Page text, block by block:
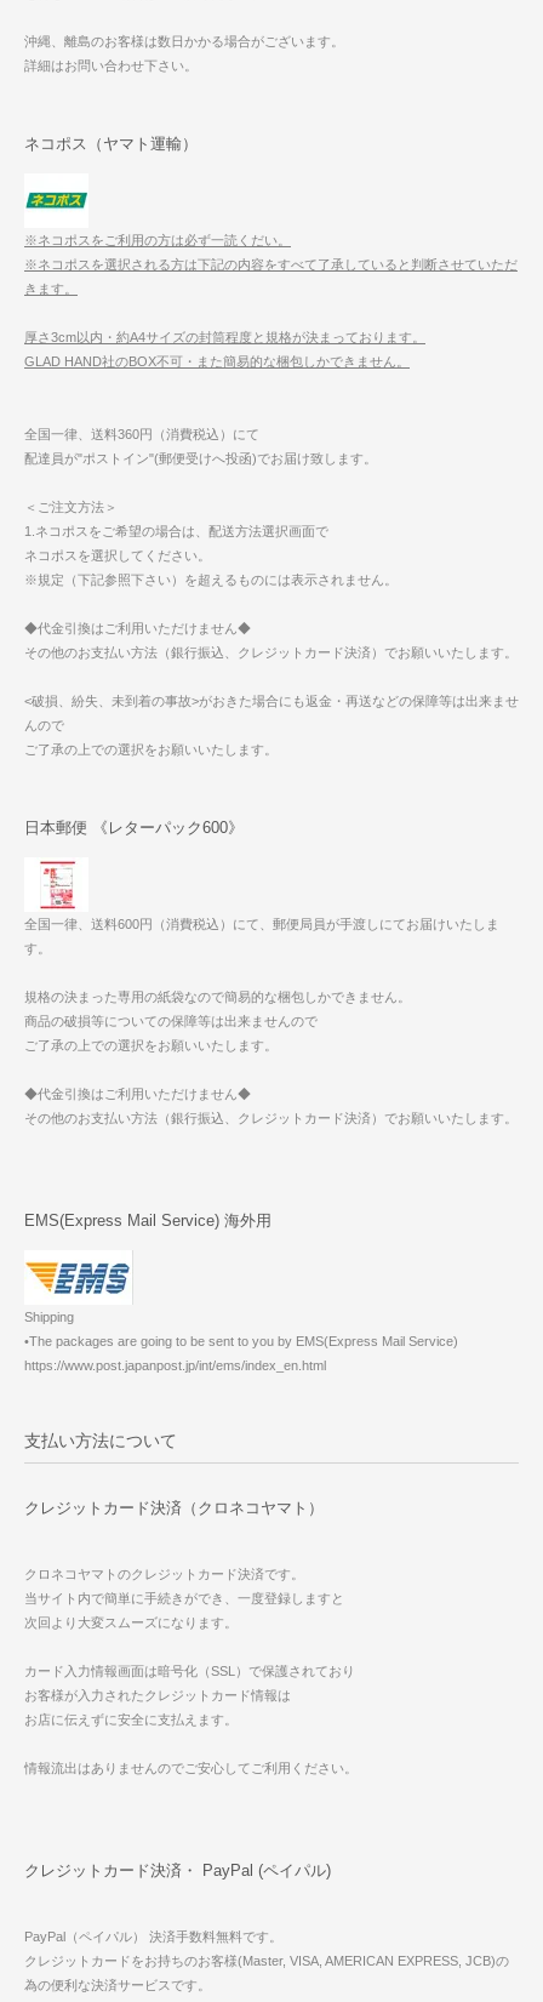
沖縄、離島のお客様は数日かかる場合がございます。
詳細はお問い合わせ下さい。
ネコポス（ヤマト運輸）
※ネコポスをご利用の方は必ず一読くだい。
※ネコポスを選択される方は下記の内容をすべて了承していると判断させていただ
きます。
厚さ3cm以内・約A4サイズの封筒程度と規格が決まっております。
GLAD HAND社のBOX不可・また簡易的な梱包しかできません。
全国一律、送料360円（消費税込）にて
配達員が"ポストイン"(郵便受けへ投函)でお届け致します。
＜ご注文方法＞
1.ネコポスをご希望の場合は、配送方法選択画面で
ネコポスを選択してください。
※規定（下記参照下さい）を超えるものには表示されません。
◆代金引換はご利用いただけません◆
その他のお支払い方法（銀行振込、クレジットカード決済）でお願いいたします。
<破損、紛失、未到着の事故>がおきた場合にも返金・再送などの保障等は出来ませ
んので
ご了承の上での選択をお願いいたします。
日本郵便 《レターパック600》
全国一律、送料600円（消費税込）にて、郵便局員が手渡しにてお届けいたしま
す。
規格の決まった専用の紙袋なので簡易的な梱包しかできません。
商品の破損等についての保障等は出来ませんので
ご了承の上での選択をお願いいたします。
◆代金引換はご利用いただけません◆
その他のお支払い方法（銀行振込、クレジットカード決済）でお願いいたします。
EMS(Express Mail Service) 海外用
Shipping
•The packages are going to be sent to you by EMS(Express Mail Service)
https://www.post.japanpost.jp/int/ems/index_en.html
支払い方法について
クレジットカード決済（クロネコヤマト）
クロネコヤマトのクレジットカード決済です。
当サイト内で簡単に手続きができ、一度登録しますと
次回より大変スムーズになります。
カード入力情報画面は暗号化（SSL）で保護されており
お客様が入力されたクレジットカード情報は
お店に伝えずに安全に支払えます。
情報流出はありませんのでご安心してご利用ください。
クレジットカード決済・ PayPal (ペイパル)
PayPal（ペイパル） 決済手数料無料です。
クレジットカードをお持ちのお客様(Master, VISA, AMERICAN EXPRESS, JCB)の
為の便利な決済サービスです。